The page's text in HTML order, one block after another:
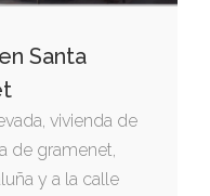
Santa
vivienda de
de gramenet,
y a la calle